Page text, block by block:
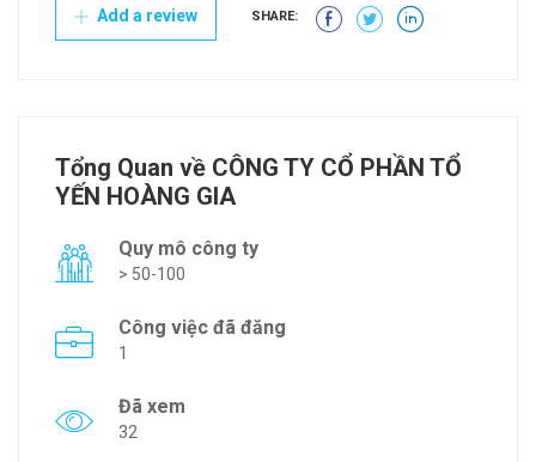
Add a review SHARE:
Tổng Quan về CÔNG TY CỔ PHẦN TỔ
YẾN HOÀNG GIA
Quy mô công ty
> 50-100
Công việc đã đăng
1
Đã xem
32